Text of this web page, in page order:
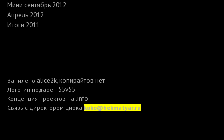
Мини сентябрь 2012
Апрель 2012
Итоги 2011
Запилено alice2k копирайтов нет
Логотип подарен 55v55
Концепция проектов на .info
Связь с директором цирка koko@hekmatyar.ru